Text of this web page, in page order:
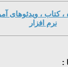
کتاب ، ویدئوهای
نرم افزار
: